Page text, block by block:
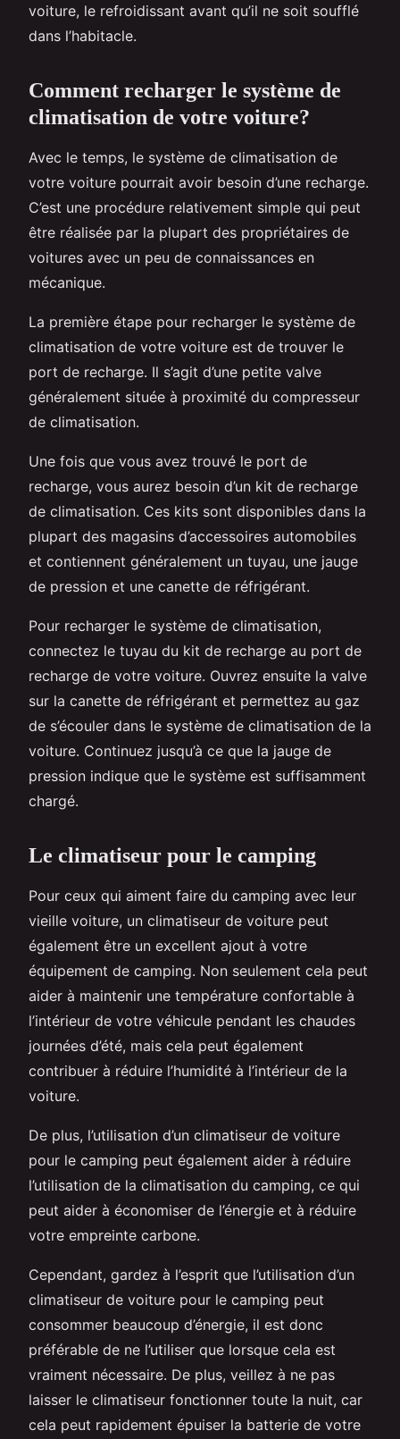
voiture, le refroidissant avant qu’il ne soit soufflé
dans l’habitacle.
Comment recharger le système de
climatisation de votre voiture?
Avec le temps, le système de climatisation de
votre voiture pourrait avoir besoin d’une recharge.
C’est une procédure relativement simple qui peut
être réalisée par la plupart des propriétaires de
voitures avec un peu de connaissances en
mécanique.
La première étape pour recharger le système de
climatisation de votre voiture est de trouver le
port de recharge. Il s’agit d’une petite valve
généralement située à proximité du compresseur
de climatisation.
Une fois que vous avez trouvé le port de
recharge, vous aurez besoin d’un kit de recharge
de climatisation. Ces kits sont disponibles dans la
plupart des magasins d’accessoires automobiles
et contiennent généralement un tuyau, une jauge
de pression et une canette de réfrigérant.
Pour recharger le système de climatisation,
connectez le tuyau du kit de recharge au port de
recharge de votre voiture. Ouvrez ensuite la valve
sur la canette de réfrigérant et permettez au gaz
de s’écouler dans le système de climatisation de la
voiture. Continuez jusqu’à ce que la jauge de
pression indique que le système est suffisamment
chargé.
Le climatiseur pour le camping
Pour ceux qui aiment faire du camping avec leur
vieille voiture, un climatiseur de voiture peut
également être un excellent ajout à votre
équipement de camping. Non seulement cela peut
aider à maintenir une température confortable à
l’intérieur de votre véhicule pendant les chaudes
journées d’été, mais cela peut également
contribuer à réduire l’humidité à l’intérieur de la
voiture.
De plus, l’utilisation d’un climatiseur de voiture
pour le camping peut également aider à réduire
l’utilisation de la climatisation du camping, ce qui
peut aider à économiser de l’énergie et à réduire
votre empreinte carbone.
Cependant, gardez à l’esprit que l’utilisation d’un
climatiseur de voiture pour le camping peut
consommer beaucoup d’énergie, il est donc
préférable de ne l’utiliser que lorsque cela est
vraiment nécessaire. De plus, veillez à ne pas
laisser le climatiseur fonctionner toute la nuit, car
cela peut rapidement épuiser la batterie de votre